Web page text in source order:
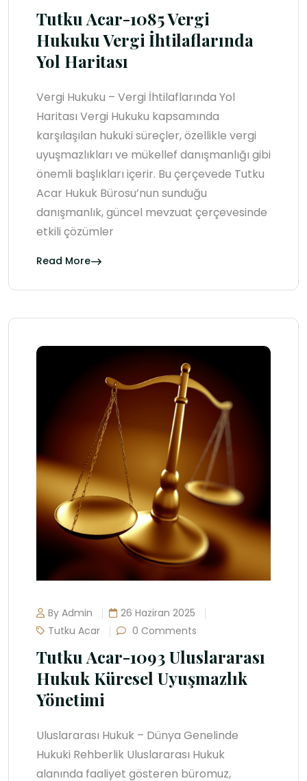
Tutku Acar-1085 Vergi
Hukuku Vergi İhtilaflarında
Yol Haritası
Vergi Hukuku – Vergi İhtilaflarında Yol
Haritası Vergi Hukuku kapsamında
karşılaşılan hukuki süreçler, özellikle vergi
uyuşmazlıkları ve mükellef danışmanlığı gibi
önemli başlıkları içerir. Bu çerçevede Tutku
Acar Hukuk Bürosu’nun sunduğu
danışmanlık, güncel mevzuat çerçevesinde
etkili çözümler
Read More
By Admin
26 Haziran 2025
Tutku Acar
0 Comments
Tutku Acar-1093 Uluslararası
Hukuk Küresel Uyuşmazlık
Yönetimi
Uluslararası Hukuk – Dünya Genelinde
Hukuki Rehberlik Uluslararası Hukuk
alanında faaliyet gösteren büromuz,